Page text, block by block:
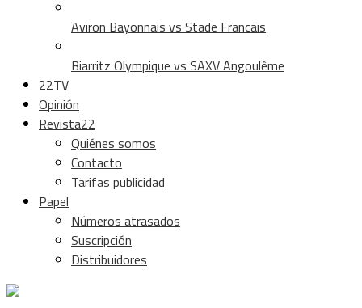
Aviron Bayonnais vs Stade Francais
Biarritz Olympique vs SAXV Angoulême
22TV
Opinión
Revista22
Quiénes somos
Contacto
Tarifas publicidad
Papel
Números atrasados
Suscripción
Distribuidores